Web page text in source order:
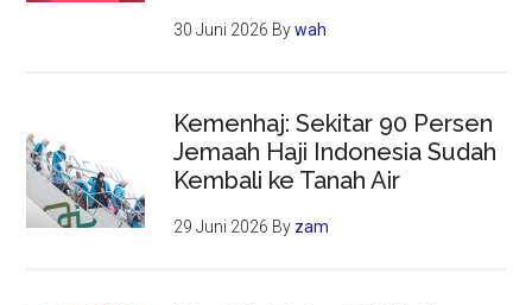
30 Juni 2026 Bywah
Kemenhaj: Sekitar 90 Persen
Jemaah Haji Indonesia Sudah
Kembali ke Tanah Air
29 Juni 2026 By zam